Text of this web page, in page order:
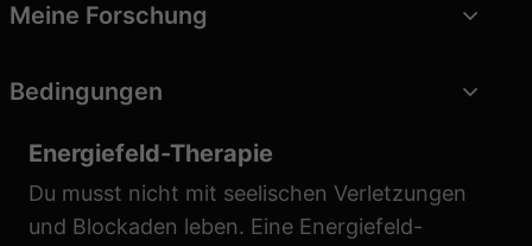
Meine Forschung
Bedingungen
Energiefeld-Therapie
Du musst nicht mit seelischen Verletzungen
und Blockaden leben. Eine Energiefeld-